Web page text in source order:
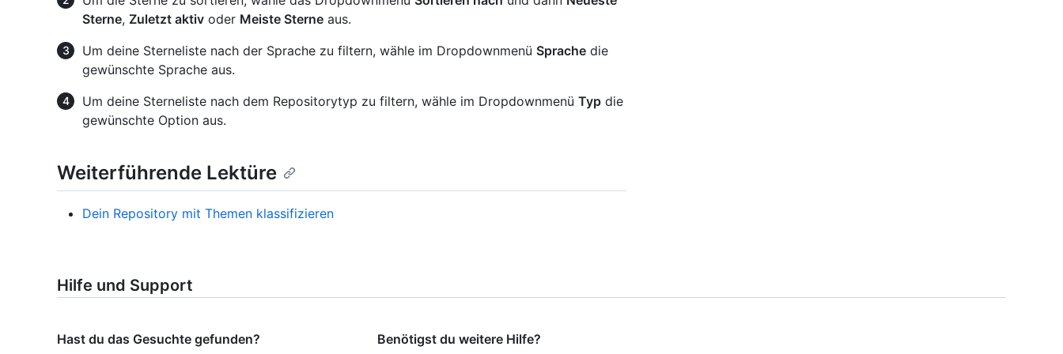
Sterne, Zuletzt aktiv oder Meiste Sterne aus.
Um deine Sterneliste nach der Sprache zu filtern, wähle im Dropdownmenü Sprache die
gewünschte Sprache aus.
Um deine Sterneliste nach dem Repositorytyp zu filtern, wähle im Dropdownmenü Typ die
gewünschte Option aus.
Weiterführende Lektüre
Dein Repository mit Themen klassifizieren
Hilfe und Support
Hast du das Gesuchte gefunden? Benötigst du weitere Hilfe?